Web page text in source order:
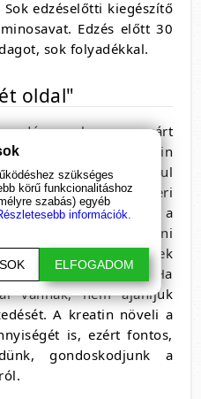
edzéselőtti kiegészítő
Edzés előtt 30
sok folyadékkal.
oldal"
gyakran nem várt
A kreatin
közé tartozik például
és a bélrendszeri
ugyanezeket a
Fontos odafigyelni
tapasztalja ezek
kezelőorvosához. Ha
vannak, nem ajánljuk
A kreatin növeli a
is, ezért fontos,
gondoskodjunk a
szükséges
körű funkcionalitáshoz
szabás) egyéb
információk.
ELFOGADOM